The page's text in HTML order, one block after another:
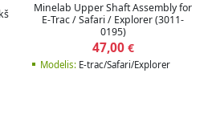
Minelab Upper Shaft Assembly for
E-Trac / Safari / Explorer (3011-
0195)
47,00€
Modelis: E-trac/Safari/Explorer